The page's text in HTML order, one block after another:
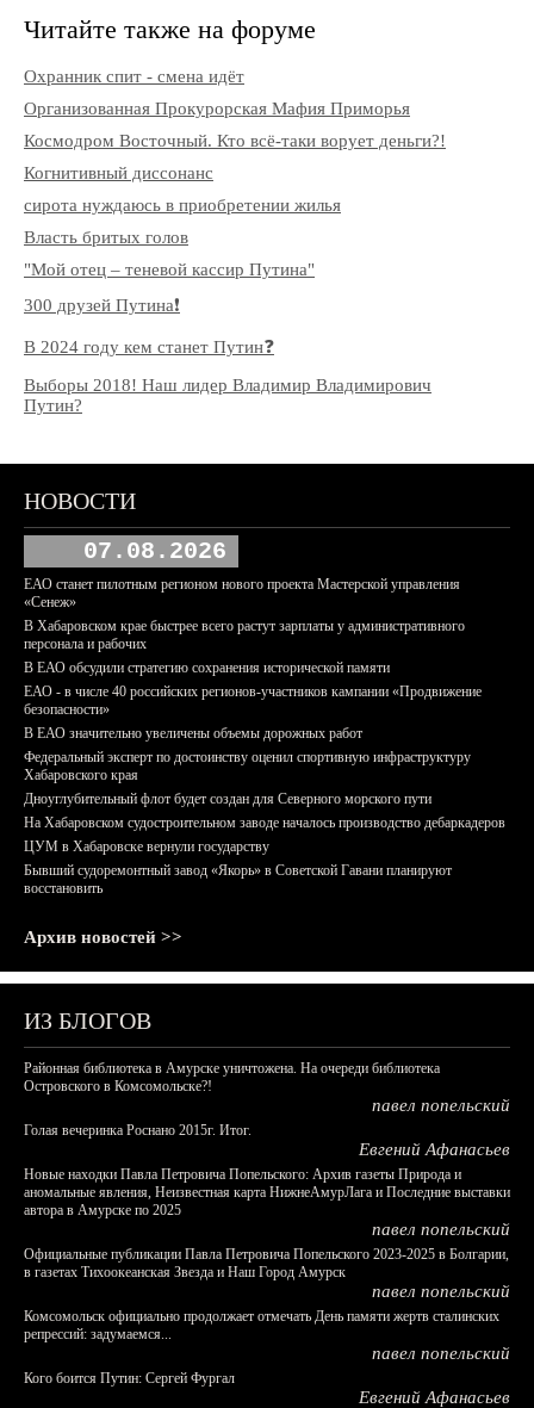
Читайте также на форуме
Охранник спит - смена идёт
Организованная Прокурорская Мафия Приморья
Космодром Восточный. Кто всё-таки ворует деньги?!
Когнитивный диссонанс
сирота нуждаюсь в приобретении жилья
Власть бритых голов
"Мой отец – теневой кассир Путина"
300 друзей Путина❗️
В 2024 году кем станет Путин❓
Выборы 2018! Наш лидер Владимир Владимирович
Путин?
НОВОСТИ
07.08.2026
ЕАО станет пилотным регионом нового проекта Мастерской управления
«Сенеж»
В Хабаровском крае быстрее всего растут зарплаты у административного
персонала и рабочих
В ЕАО обсудили стратегию сохранения исторической памяти
ЕАО - в числе 40 российских регионов-участников кампании «Продвижение
безопасности»
В ЕАО значительно увеличены объемы дорожных работ
Федеральный эксперт по достоинству оценил спортивную инфраструктуру
Хабаровского края
Дноуглубительный флот будет создан для Северного морского пути
На Хабаровском судостроительном заводе началось производство дебаркадеров
ЦУМ в Хабаровске вернули государству
Бывший судоремонтный завод «Якорь» в Советской Гавани планируют
восстановить
Архив новостей >>
ИЗ БЛОГОВ
Районная библиотека в Амурске уничтожена. На очереди библиотека
Островского в Комсомольске?!
павел попельский
Голая вечеринка Роснано 2015г. Итог.
Евгений Афанасьев
Новые находки Павла Петровича Попельского: Архив газеты Природа и
аномальные явления, Неизвестная карта НижнеАмурЛага и Последние выставки
автора в Амурске по 2025
павел попельский
Официальные публикации Павла Петровича Попельского 2023-2025 в Болгарии,
в газетах Тихоокеанская Звезда и Наш Город Амурск
павел попельский
Комсомольск официально продолжает отмечать День памяти жертв сталинских
репрессий: задумаемся...
павел попельский
Кого боится Путин: Сергей Фургал
Евгений Афанасьев